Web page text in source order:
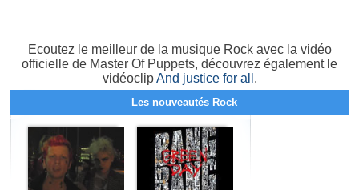
Ecoutez le meilleur de la musique Rock avec la vidéo
officielle de Master Of Puppets, découvrez également le
vidéoclipAnd justice for all .
Les nouveautés Rock